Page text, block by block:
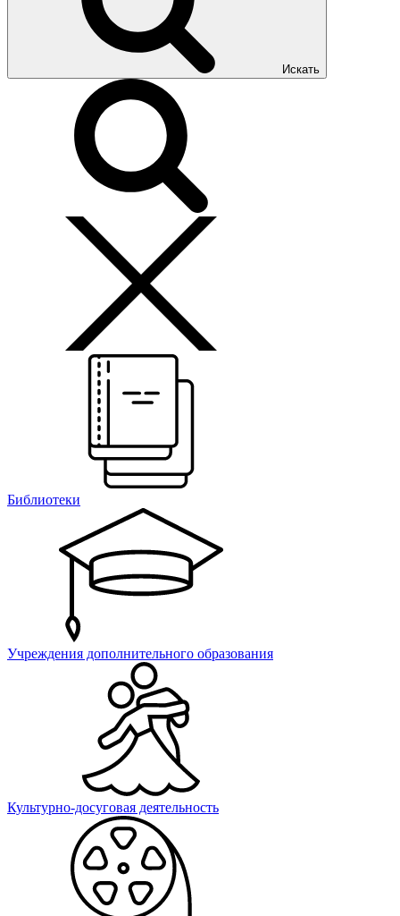
Искать
Библиотеки
Учреждения дополнительного образования
Культурно-досуговая деятельность